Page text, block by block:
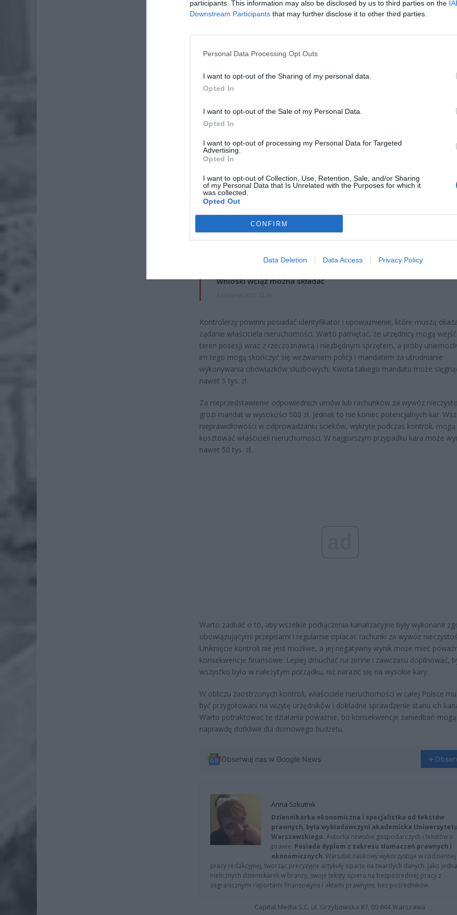
participants. This information may also be disclosed by us to third parties on the
Downstream Participants that may further disclose it to other third parties.
Personal Data Processing Opt Outs
I want to opt-out of the Sharing of my personal data.
Opted In
I want to opt-out of the Sale of my Personal Data.
Opted In
I want to opt-out of processing my Personal Data for Targeted
Advertising.
Opted In
I want to opt-out of Collection, Use, Retention, Sale, and/or Sharing
of my Personal Data that Is Unrelated with the Purposes for which it
was collected.
Opted Out
CONFIRM
Data Deletion Data Access Privacy Policy
sprawdzają także proporcjonalność wywiezionych zanieczyszczeń do ilości
wody i liczby mieszkańców.
ad
Lidl przecenił hit do kuchni. Air fryer tańszy aż o 150 zł, a to
początek
Wnioski wciąż można składać
Kontrolerzy powinni posiadać identyfikator i upoważnienie, które muszą
żądanie właściciela nieruchomości. Warto pamiętać, że urzędnicy mogą
teren posesji wraz z rzeczoznawcą i niezbędnym sprzętem, a próby
im tego mogą skończyć się wezwaniem policji i mandatem za utrudnianie
wykonywania obowiązków służbowych. Kwota takiego mandatu może
nawet 5 tys. zł.
Za nieprzedstawienie odpowiednich umów lub rachunków za wywóz
grozi mandat w wysokości 500 zł. Jednak to nie koniec potencjalnych kar.
nieprawidłowości w odprowadzaniu ścieków, wykryte podczas kontroli, mogą
kosztować właścicieli nieruchomości. W najgorszym przypadku kara może
nawet 50 tys. zł.
Warto zadbać o to, aby wszelkie podłączenia kanalizacyjne były wykonane
obowiązującymi przepisami i regularnie opłacać rachunki za wywóz
Uniknięcie kontroli nie jest możliwe, a jej negatywny wynik może mieć
konsekwencje finansowe. Lepiej dmuchać na zimne i zawczasu dopilnować,
wszystko było w należytym porządku, niż narazić się na wysokie kary.
W obliczu zaostrzonych kontroli, właściciele nieruchomości w całej Polsce
być przygotowani na wizytę urzędników i dokładne sprawdzenie stanu ich
Warto potraktować te działania poważnie, bo konsekwencje zaniedbań
naprawdę dotkliwe dla domowego budżetu.
Obserwuj nas w Google News
Anna Szkutnik
Dziennikarka ekonomiczna i specjalistka od tekstów
prawnych, była wykładowczyni akademicka
Warszawskiego. Autorka newsów gospodarczych i tekstów o
prawie. Posiada dyplom z zakresu tłumaczeń prawnych i
ekonomicznych. Warsztat naukowy wykorzystuje w codziennej
pracy redakcyjnej, tworząc precyzyjne artykuły oparte na twardych danych. Jako
nielicznych dziennikarek w branży, swoje teksty opiera na bezpośredniej pracy z
zagranicznymi raportami finansowymi i aktami prawnymi, bez pośredników.
Capital Media S.C. ul. Grzybowska 87, 00-844 Warszawa